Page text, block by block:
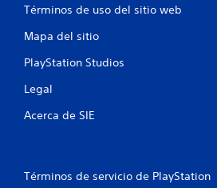
Términos de uso del sitio web
Mapa del sitio
PlayStation Studios
Legal
Acerca de SIE
Términos de servicio de PlayStation